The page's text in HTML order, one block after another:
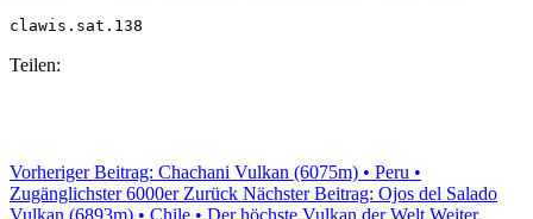
clawis.sat.138
Teilen:
Vorheriger Beitrag: Chachani Vulkan (6075m) • Peru •
Zugänglichster 6000er Zurück Nächster Beitrag: Ojos del Salado
Vulkan (6893m) • Chile • Der höchste Vulkan der Welt Weiter